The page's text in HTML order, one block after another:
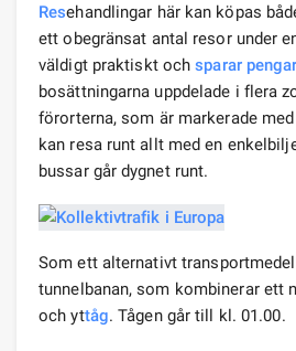
Resehandlingar här kan köpas
ett obegränsat antal resor under
väldigt praktiskt ochsparar pengar
bosättningarna uppdelade i flera
förorterna, som är markerade
kan resa runt allt med en
bussar går dygnet runt.
Som ett alternativt
tunnelbanan, som kombinerar ett
och yttåg. Tågen går till kl. 01.00.